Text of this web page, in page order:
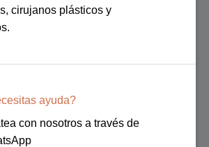
cirujanos plásticos y
ayuda?
con nosotros a través de